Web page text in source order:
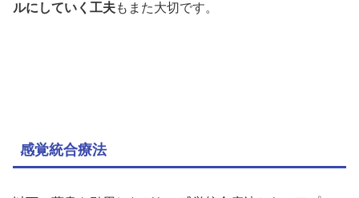
ルにしていく工夫もまた大切です。
感覚統合療法